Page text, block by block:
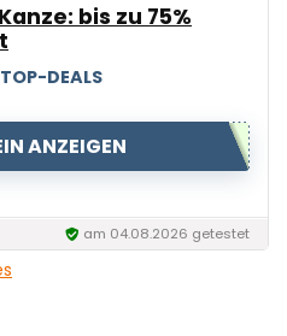
bis zu 75%
DEALS
ANZEIGEN
am 04.08.2026 getestet